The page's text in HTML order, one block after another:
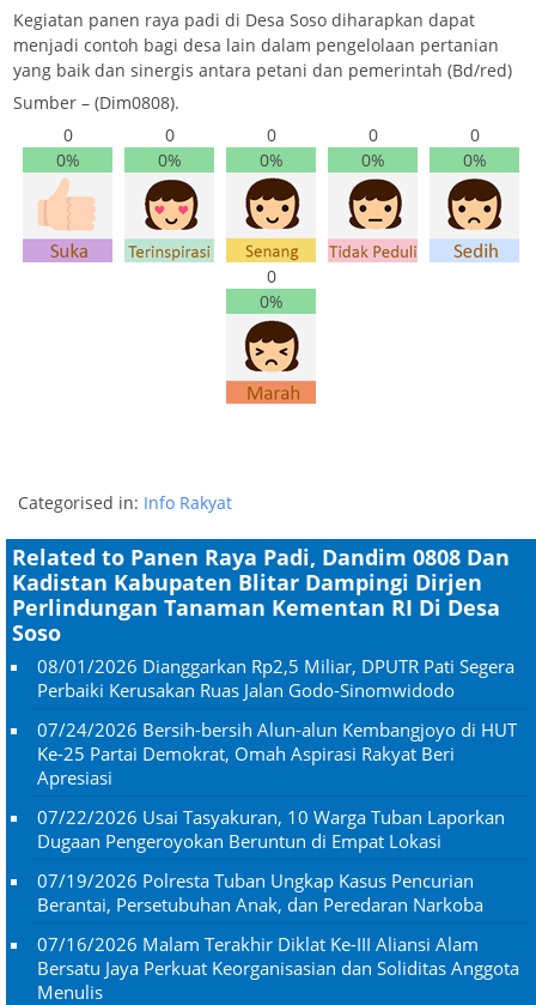
Kegiatan panen raya padi di Desa Soso diharapkan dapat
menjadi contoh bagi desa lain dalam pengelolaan pertanian
yang baik dan sinergis antara petani dan pemerintah (Bd/red)
Sumber – (Dim0808).
0
0%
0
0%
0
0%
0
0%
0
0%
0
0%
Categorised in: Info Rakyat
Related to Panen Raya Padi, Dandim 0808 Dan
Kadistan Kabupaten Blitar Dampingi Dirjen
Perlindungan Tanaman Kementan RI Di Desa
Soso
08/01/2026 Dianggarkan Rp2,5 Miliar, DPUTR Pati Segera
Perbaiki Kerusakan Ruas Jalan Godo-Sinomwidodo
07/24/2026 Bersih-bersih Alun-alun Kembangjoyo di HUT
Ke-25 Partai Demokrat, Omah Aspirasi Rakyat Beri
Apresiasi
07/22/2026 Usai Tasyakuran, 10 Warga Tuban Laporkan
Dugaan Pengeroyokan Beruntun di Empat Lokasi
07/19/2026 Polresta Tuban Ungkap Kasus Pencurian
Berantai, Persetubuhan Anak, dan Peredaran Narkoba
07/16/2026 Malam Terakhir Diklat Ke-III Aliansi Alam
Bersatu Jaya Perkuat Keorganisasian dan Soliditas Anggota
Menulis